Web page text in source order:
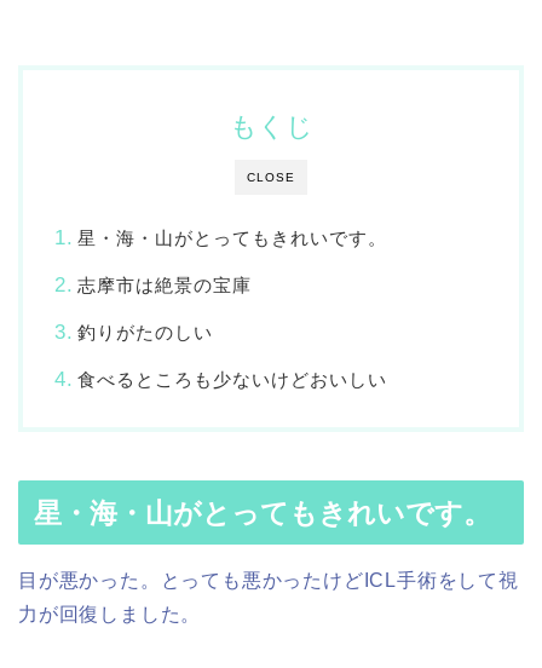
CLOSE
もくじ
星・海・山がとってもきれいです。
志摩市は絶景の宝庫
釣りがたのしい
食べるところも少ないけどおいしい
星・海・山がとってもきれいです。
目が悪かった。とっても悪かったけどICL手術をして視
力が回復しました。